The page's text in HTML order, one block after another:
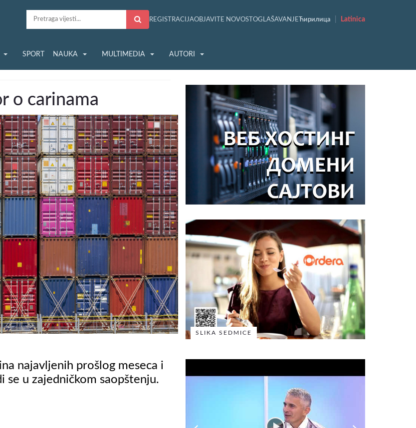
REGISTRACIJAOBJAVITE NOVOST OGLAŠAVANJE Ћирилица Latinica
SPORT NAUKA MULTIMEDIA AUTORI
o carinama
najavljenih prošlog meseca i
se u zajedničkom saopštenju.
SLIKA SEDMICE